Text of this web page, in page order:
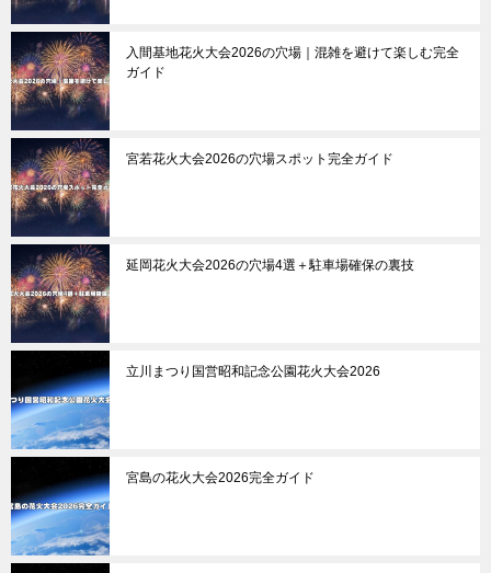
入間基地花火大会2026の穴場｜混雑を避けて楽しむ完全
ガイド
宮若花火大会2026の穴場スポット完全ガイド
延岡花火大会2026の穴場4選＋駐車場確保の裏技
立川まつり国営昭和記念公園花火大会2026
宮島の花火大会2026完全ガイド